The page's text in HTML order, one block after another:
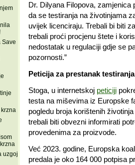
Save
uzgoj
Dr. Dilyana Filopova, zamjenica
da se testiranja na životinjama
uvijek licenciraju. Trebali bi biti
trebali proći procjenu štete i
nedostatak u regulaciji gdje se
pozornosti.”
Peticija za prestanak
Stoga, u internetskoj peticiji
testa na miševima iz Europske
pogledu broja korištenih
trebali biti obvezni informirati
provedenima za proizvode.
Već 2023. godine, Europska
predala je oko 164 000 potpisa